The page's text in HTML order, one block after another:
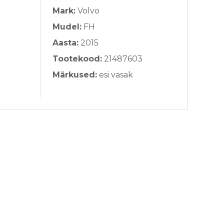
Mark: Volvo
Mudel: FH
Aasta: 2015
Tootekood: 21487603
Märkused: esi vasak